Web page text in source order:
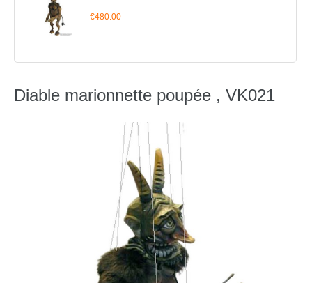
€480.00
Diable marionnette poupée , VK021